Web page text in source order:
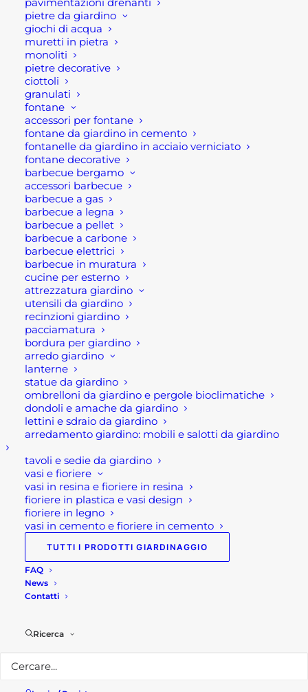
pietre da giardino
giochi di acqua
muretti in pietra
monoliti
pietre decorative
ciottoli
granulati
fontane
accessori per fontane
fontane da giardino in cemento
fontanelle da giardino in acciaio verniciato
fontane decorative
barbecue bergamo
accessori barbecue
barbecue a gas
barbecue a legna
barbecue a pellet
barbecue a carbone
barbecue elettrici
barbecue in muratura
cucine per esterno
attrezzatura giardino
utensili da giardino
recinzioni giardino
pacciamatura
bordura per giardino
arredo giardino
lanterne
statue da giardino
ombrelloni da giardino e pergole bioclimatiche
dondoli e amache da giardino
lettini e sdraio da giardino
arredamento giardino: mobili e salotti da giardino
tavoli e sedie da giardino
vasi e fioriere
vasi in resina e fioriere in resina
fioriere in plastica e vasi design
fioriere in legno
vasi in cemento e fioriere in cemento
TUTTI I PRODOTTI GIARDINAGGIO
FAQ
News
Contatti
Ricerca
colore grigio.
Inoltre questa martellina modello Catania,
possiede il manico creato con materiale sintetico
ed un’anima in fibra di vetro. Avvalora
ulteriormente quest’ultimo, il qualitativo
rivestimento in polipropilene. Mentre
l’impugnatura dell’utensile è stata creata con un
materiale gommoso antiscivolo, che permette
soprattutto la piena sicurezza dell’operatore
durante l’impiego dell’utensile a mano.
Tutti gli utensili come la martellina Osca da
muratore- martelli, mazze, mazzuole, scalpelli –
sono interamente realizzati negli stabilimenti
Osca. Sono tutti prodotti esclusivamente con
materiali di altissima qualità, scelti e selezionati
per la loro capacità di durare nel tempo e offrire la
massima garanzia di affidabilità e sicurezza.
Il marchio Osca è conosciuto in tutto il mondo.
Infatti rappresenta una società leader nella
produzione di utensile a mano made in Italy.
Questo offerta martellina Osca è disponibile nella
ferramenta Rota Commerciale
on line con il peso
Per maggiori informazioni
Visita il nostroshop!
Seguici su